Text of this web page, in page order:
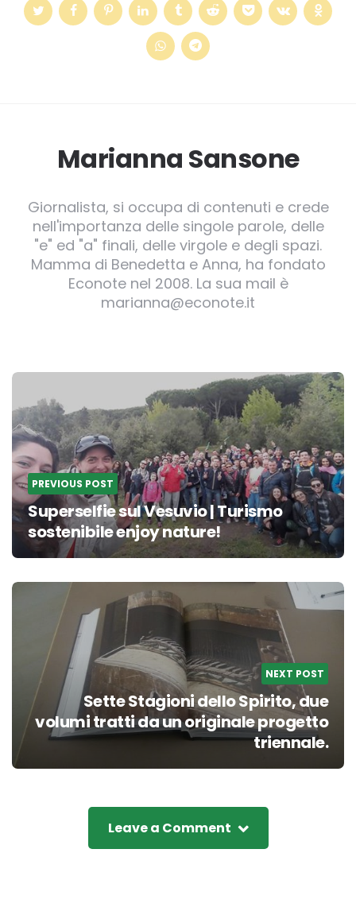
Marianna Sansone
Giornalista, si occupa di contenuti e crede
nell'importanza delle singole parole, delle
"e" ed "a" finali, delle virgole e degli spazi.
Mamma di Benedetta e Anna, ha fondato
Econote nel 2008. La sua mail è
marianna@econote.it
Post
navigation
PREVIOUS POST
Superselfie sul Vesuvio | Turismo
sostenibile enjoy nature!
NEXT POST
Sette Stagioni dello Spirito, due
volumi tratti da un originale progetto
triennale.
Leave a Comment